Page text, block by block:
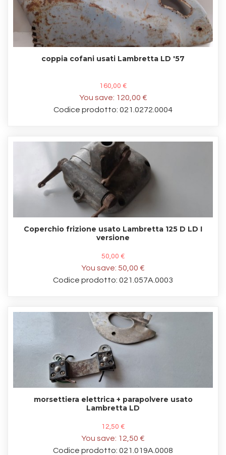
coppia cofani usati Lambretta LD '57
160,00 €
You save: 120,00 €
Codice prodotto: 021.0272.0004
Coperchio frizione usato Lambretta 125 D LD I
versione
50,00 €
You save: 50,00 €
Codice prodotto: 021.057A.0003
morsettiera elettrica + parapolvere usato
Lambretta LD
12,50 €
You save: 12,50 €
Codice prodotto: 021.019A.0008